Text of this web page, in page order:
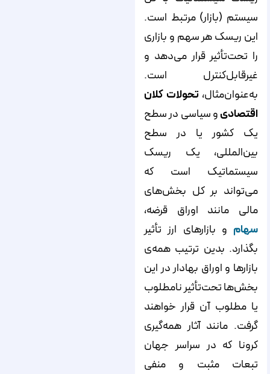
سیستم (بازار) مرتبط است.
این ریسک هر سهم و بازاری
را تحت‌تأثیر قرار می‌دهد و
غیرقابل‌کنترل است.
به‌عنوان‌مثال، تحولات کلان
اقتصادیو سیاسی در سطح
یک کشور یا در سطح
بین‌المللی، یک ریسک
سیستماتیک است که
می‌تواند بر کل بخش‌های
مالی مانند اوراق قرضه،
سهام و بازارهای ارز تأثیر
بگذارد. بدین ترتیب همه‌ی
بازارها و اوراق بهادار در این
بخش‌ها تحت‌تأثیر نامطلوب
یا مطلوب آن قرار خواهند
گرفت. مانند آثار همه‌گیری
کرونا که در سراسر جهان
تبعات مثبت و منفی